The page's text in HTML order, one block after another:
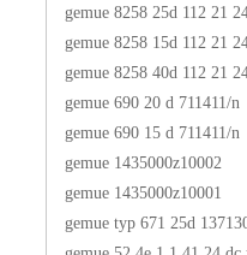
gemue 8258 25d 112 21
gemue 8258 15d 112 21
gemue 8258 40d 112 21
gemue 690 20 d 711411/n
gemue 690 15 d 711411/n
gemue 1435000z10002
gemue 1435000z10001
gemue typ 671 25d